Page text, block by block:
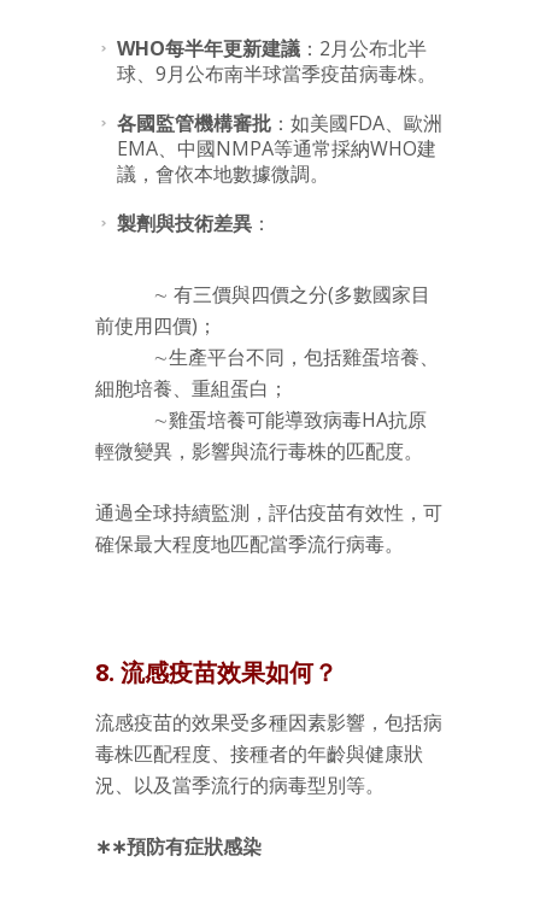
WHO每半年更新建議 ：2月公布北半
球、9月公布南半球當季疫苗病毒株。
各國監管機構審批 ：如美國FDA、歐洲
EMA、中國NMPA等通常採納WHO建
議，會依本地數據微調。
製劑與技術差異 ：
∼ 有三價與四價之分(多數國家目
前使用四價)；
∼生產平台不同，包括雞蛋培養、
細胞培養、重組蛋白；
∼雞蛋培養可能導致病毒HA抗原
輕微變異，影響與流行毒株的匹配度。
通過全球持續監測，評估疫苗有效性，可
確保最大程度地匹配當季流行病毒。
8. 流感疫苗效果如何？
流感疫苗的效果受多種因素影響，包括病
毒株匹配程度、接種者的年齡與健康狀
況、以及當季流行的病毒型別等。
∗∗預防有症狀感染